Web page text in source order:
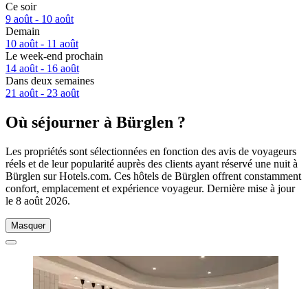
Ce soir
9 août - 10 août
Demain
10 août - 11 août
Le week-end prochain
14 août - 16 août
Dans deux semaines
21 août - 23 août
Où séjourner à Bürglen ?
Les propriétés sont sélectionnées en fonction des avis de voyageurs
réels et de leur popularité auprès des clients ayant réservé une nuit à
Bürglen sur Hotels.com. Ces hôtels de Bürglen offrent constamment
confort, emplacement et expérience voyageur. Dernière mise à jour
le 8 août 2026.
Masquer